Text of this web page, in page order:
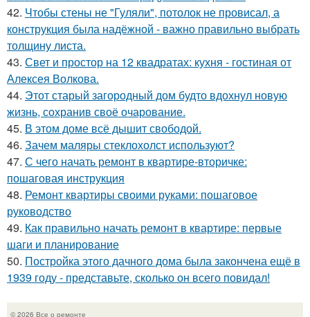
42. Чтобы стены не "Гуляли", потолок не провисал, а
конструкция была надёжной - важно правильно выбрать
толщину листа.
43. Свет и простор на 12 квадратах: кухня - гостиная от
Алексея Волкова.
44. Этот старый загородный дом будто вдохнул новую
жизнь, сохранив своё очарование.
45. В этом доме всё дышит свободой.
46. Зачем маляры стеклохолст используют?
47. С чего начать ремонт в квартире-вторичке:
пошаговая инструкция
48. Ремонт квартиры своими руками: пошаговое
руководство
49. Как правильно начать ремонт в квартире: первые
шаги и планирование
50. Постройка этого дачного дома была закончена ещё в
1939 году - представьте, сколько он всего повидал!
© 2026 Все о ремонте